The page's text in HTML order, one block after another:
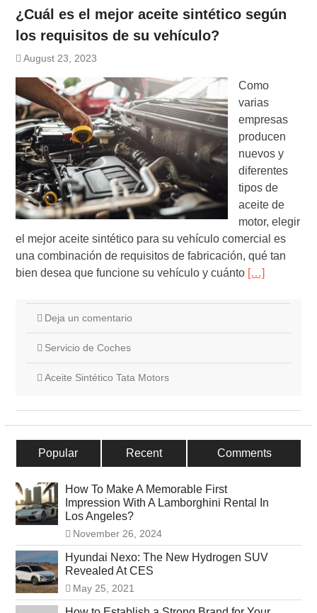
¿Cuál es el mejor aceite sintético según
los requisitos de su vehículo?
August 23, 2023
Como
varias
empresas
producen
nuevos y
diferentes
tipos de
aceite de
motor, elegir
el mejor aceite sintético para su vehículo comercial es
una combinación de requisitos de fabricación, qué tan
bien desea que funcione su vehículo y cuánto […]
Deja un comentario
Servicio de Coches
Aceite Sintético Tata Motors
Popular Recent Comments
How To Make A Memorable First
Impression With A Lamborghini Rental In
Los Angeles?
November 26, 2024
Hyundai Nexo: The New Hydrogen SUV
Revealed At CES
May 25, 2021